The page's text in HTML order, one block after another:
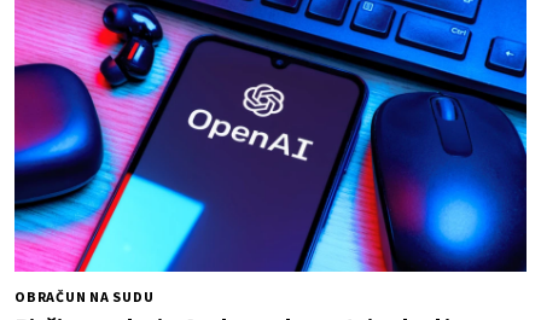
OBRAČUN NA SUDU